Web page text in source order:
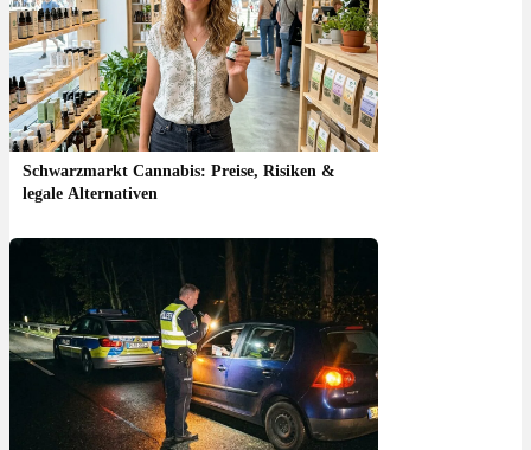
Schwarzmarkt Cannabis: Preise, Risiken &
legale Alternativen